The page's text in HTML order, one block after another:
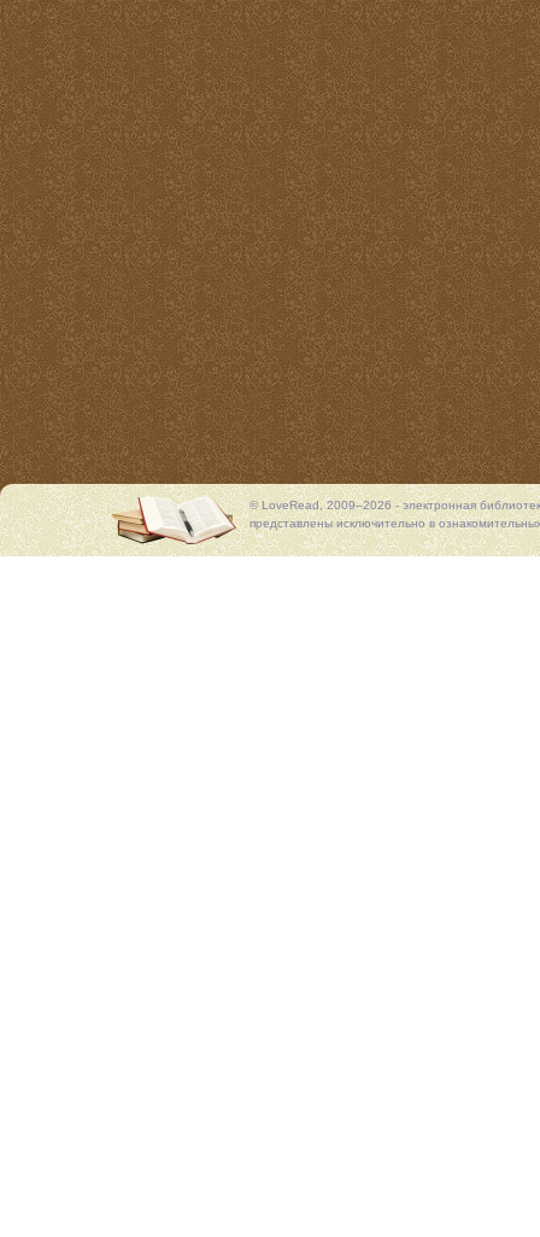
© LoveRead, 2009–2026 - электронная
представлены исключительно в